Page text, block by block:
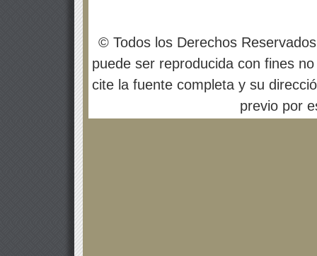
© Todos los Derechos
puede ser reproducida con fines
cite la fuente completa y su
previo por